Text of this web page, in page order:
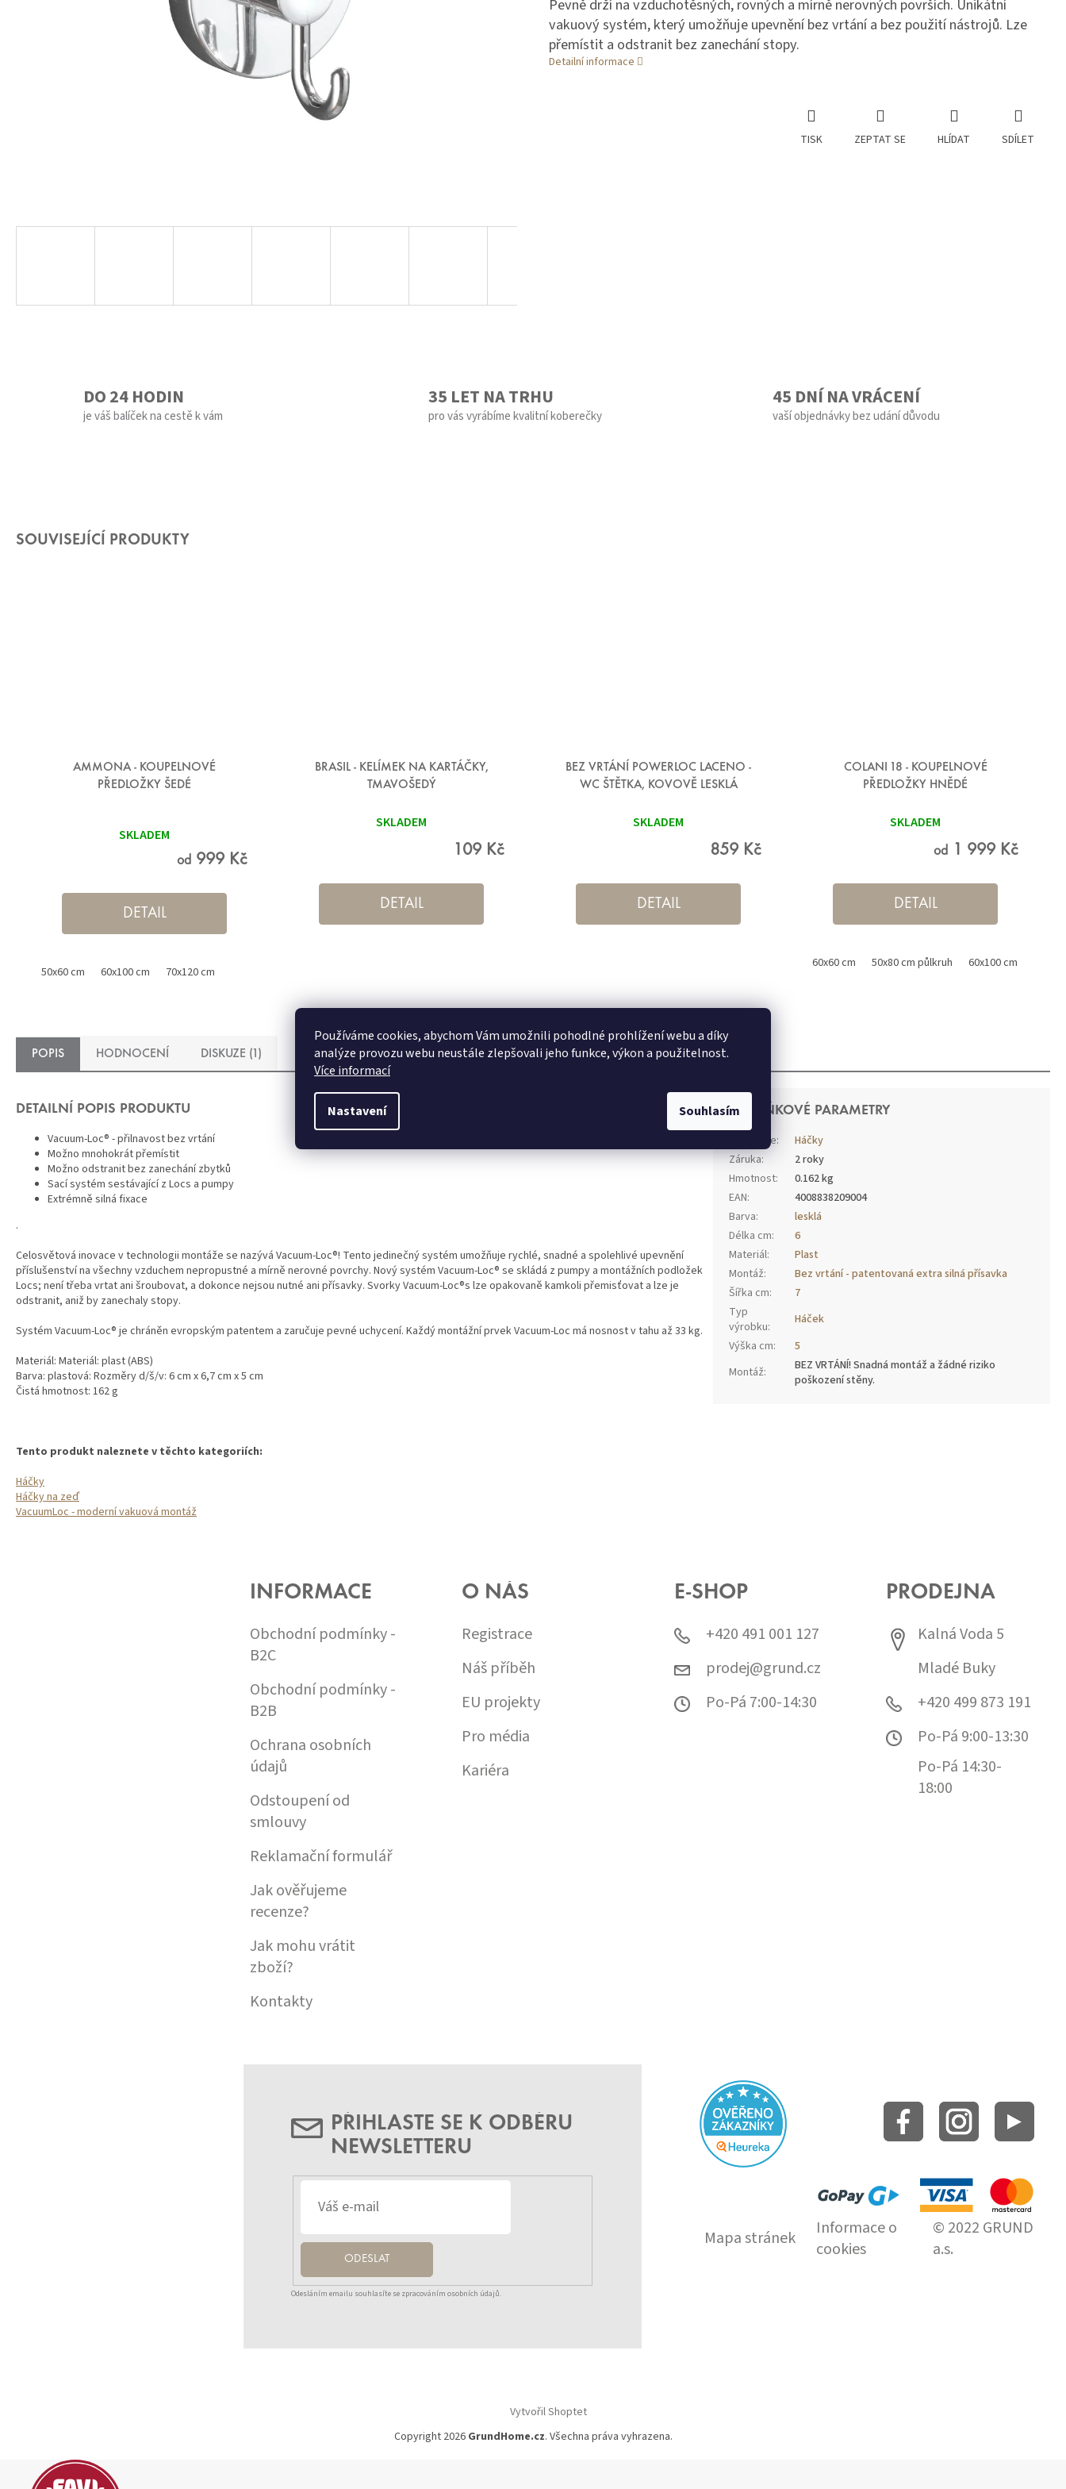
Používáme cookies, abychom Vám umožnili pohodlné prohlížení webu a díky
analýze provozu webu neustále zlepšovali jeho funkce, výkon a použitelnost.
Více informací
Nastavení Souhlasím
Pevně drží na vzduchotěsných, rovných a mírně nerovných površích. Unikátní
vakuový systém, který umožňuje upevnění bez vrtání a bez použití nástrojů. Lze
přemístit a odstranit bez zanechání stopy.
Detailní informace
TISK ZEPTAT SE HLÍDAT SDÍLET
DO 24 HODIN
je váš balíček na cestě k vám
35 LET NA TRHU
pro vás vyrábíme kvalitní koberečky
45 DNÍ NA VRÁCENÍ
vaší objednávky bez udání důvodu
SOUVISEJÍCÍ PRODUKTY
AMMONA - KOUPELNOVÉ
PŘEDLOŽKY ŠEDÉ
hodnocení
produktuSKLADEM
od 999 Kč
DETAIL
50x60 cm 60x100 cm 70x120 cm
BRASIL - KELÍMEK NA KARTÁČKY,
TMAVOŠEDÝ
SKLADEM
109 Kč
DETAIL
BEZ VRTÁNÍ POWERLOC LACENO -
WC ŠTĚTKA, KOVOVĚ LESKLÁ
SKLADEM
859 Kč
DETAIL
COLANI 18 - KOUPELNOVÉ
PŘEDLOŽKY HNĚDÉ
SKLADEM
od 1 999 Kč
DETAIL
60x60 cm 50x80 cm půlkruh 60x100 cm
POPIS HODNOCENÍ DISKUZE (1)
DETAILNÍ POPIS PRODUKTU
Vacuum-Loc® - přilnavost bez vrtání
Možno mnohokrát přemístit
Možno odstranit bez zanechání zbytků
Sací systém sestávající z Locs a pumpy
Extrémně silná fixace
.
Celosvětová inovace v technologii montáže se nazývá Vacuum-Loc®! Tento jedinečný systém umožňuje rychlé, snadné a spolehlivé upevnění
příslušenství na všechny vzduchem nepropustné a mírně nerovné povrchy. Nový systém Vacuum-Loc® se skládá z pumpy a montážních podložek
Locs; není třeba vrtat ani šroubovat, a dokonce nejsou nutné ani přísavky. Svorky Vacuum-Loc®s lze opakovaně kamkoli přemisťovat a lze je
odstranit, aniž by zanechaly stopy.
Systém Vacuum-Loc® je chráněn evropským patentem a zaručuje pevné uchycení. Každý montážní prvek Vacuum-Loc má nosnost v tahu až 33 kg.
Materiál: Materiál: plast (ABS)
Barva: plastová: Rozměry d/š/v: 6 cm x 6,7 cm x 5 cm
Čistá hmotnost: 162 g
Tento produkt naleznete v těchto kategoriích:
Háčky
Háčky na zeď
VacuumLoc - moderní vakuová montáž
DOPLŇKOVÉ PARAMETRY
Kategorie:
Háčky
Záruka:
2 roky
Hmotnost:
0.162 kg
EAN:
4008838209004
Barva:
lesklá
Délka cm:
6
Materiál:
Plast
Montáž:
Bez vrtání - patentovaná extra silná přísavka
Šířka cm:
7
Typ
výrobku:
Háček
Výška cm:
5
Montáž:
BEZ VRTÁNÍ! Snadná montáž a žádné riziko
poškození stěny.
INFORMACE
Obchodní podmínky -
B2C
Obchodní podmínky -
B2B
Ochrana osobních
údajů
Odstoupení od
smlouvy
Reklamační formulář
Jak ověřujeme
recenze?
Jak mohu vrátit
zboží?
Kontakty
O NÁS
Registrace
Náš příběh
EU projekty
Pro média
Kariéra
E-SHOP
+420 491 001 127
prodej@grund.cz
Po-Pá 7:00-14:30
PRODEJNA
Kalná Voda 5
Mladé Buky
+420 499 873 191
Po-Pá 9:00-13:30
Po-Pá 14:30-
18:00
PŘIHLASTE SE K ODBĚRU
NEWSLETTERU
ODESLAT
Odesláním emailu souhlasíte se zpracováním osobních údajů.
Mapa stránek
Informace o
cookies
© 2022 GRUND
a.s.
Vytvořil Shoptet
Copyright 2026 GrundHome.cz. Všechna práva vyhrazena.